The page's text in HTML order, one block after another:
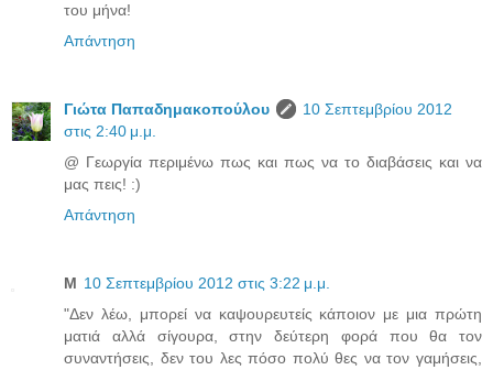
του μήνα!
Απάντηση
Γιώτα Παπαδημακοπούλου
10 Σεπτεμβρίου 2012
στις 2:40 μ.μ.
@ Γεωργία περιμένω πως και πως να το διαβάσεις και να
μας πεις! :)
Απάντηση
Μ 10 Σεπτεμβρίου 2012 στις 3:22 μ.μ.
"Δεν λέω, μπορεί να καψουρευτείς κάποιον με μια πρώτη
ματιά αλλά σίγουρα, στην δεύτερη φορά που θα τον
συναντήσεις, δεν του λες πόσο πολύ θες να τον γαμήσεις,